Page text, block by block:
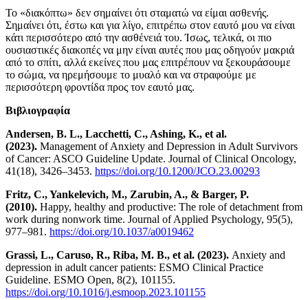
Το «διακόπτω» δεν σημαίνει ότι σταματώ να είμαι ασθενής.
Σημαίνει ότι, έστω και για λίγο, επιτρέπω στον εαυτό μου να είναι
κάτι περισσότερο από την ασθένειά του. Ίσως, τελικά, οι πιο
ουσιαστικές διακοπές να μην είναι αυτές που μας οδηγούν μακριά
από το σπίτι, αλλά εκείνες που μας επιτρέπουν να ξεκουράσουμε
το σώμα, να ηρεμήσουμε το μυαλό και να στραφούμε με
περισσότερη φροντίδα προς τον εαυτό μας.
Βιβλιογραφία
Andersen, B. L., Lacchetti, C., Ashing, K., et al.
(2023). Management of Anxiety and Depression in Adult Survivors
of Cancer: ASCO Guideline Update. Journal of Clinical Oncology,
41(18), 3426–3453. https://doi.org/10.1200/JCO.23.00293
Fritz, C., Yankelevich, M., Zarubin, A., & Barger, P.
(2010). Happy, healthy and productive: The role of detachment from
work during nonwork time. Journal of Applied Psychology, 95(5),
977–981. https://doi.org/10.1037/a0019462
Grassi, L., Caruso, R., Riba, M. B., et al. (2023). Anxiety and
depression in adult cancer patients: ESMO Clinical Practice
Guideline. ESMO Open, 8(2), 101155.
https://doi.org/10.1016/j.esmoop.2023.101155